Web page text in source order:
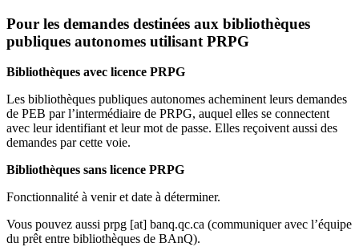
Pour les demandes destinées aux bibliothèques
publiques autonomes utilisant PRPG
Bibliothèques avec licence PRPG
Les bibliothèques publiques autonomes acheminent leurs demandes
de PEB par l’intermédiaire de PRPG, auquel elles se connectent
avec leur identifiant et leur mot de passe. Elles reçoivent aussi des
demandes par cette voie.
Bibliothèques sans licence PRPG
Fonctionnalité à venir et date à déterminer.
Vous pouvez aussi prpg [at] banq.qc.ca (communiquer avec l’équipe
du prêt entre bibliothèques de BAnQ).